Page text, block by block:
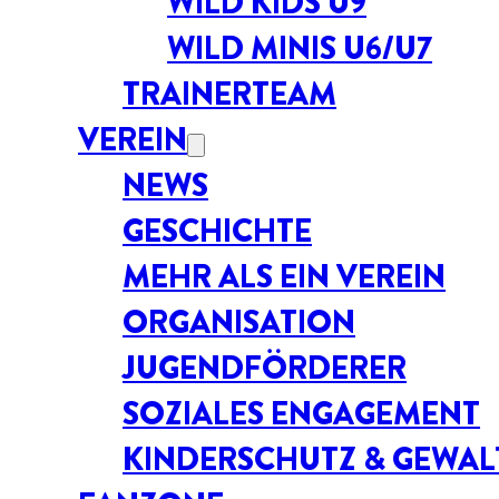
WILD MINIS U6/U7
TRAINERTEAM
VEREIN
NEWS
GESCHICHTE
MEHR ALS EIN VEREIN
ORGANISATION
JUGENDFÖRDERER
SOZIALES ENGAGEMENT
KINDERSCHUTZ &